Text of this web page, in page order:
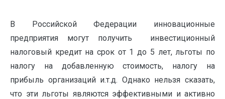
В Российской Федерации инновационные
предприятия могут получить инвестиционный
налоговый кредит на срок от 1 до 5 лет, льготы по
налогу на добавленную стоимость, налогу на
прибыль организаций и.т.д. Однако нельзя сказать,
что эти льготы являются эффективными и активно